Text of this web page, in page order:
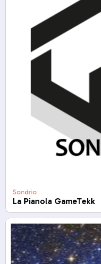
Sondrio
La Pianola GameTekk